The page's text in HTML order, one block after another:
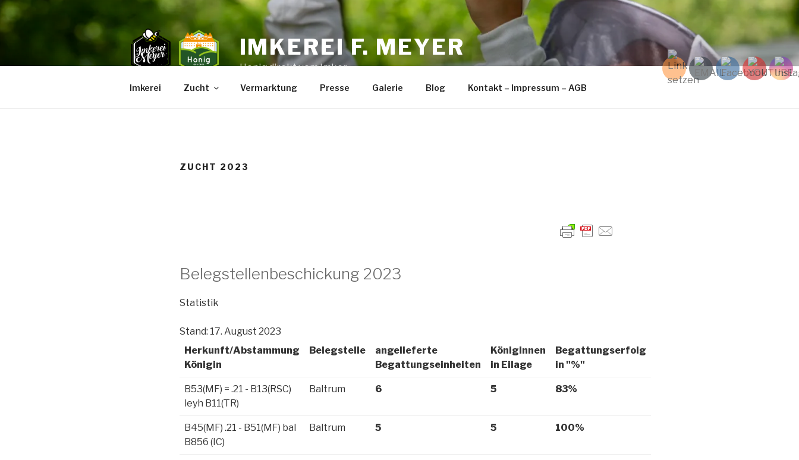
Zum
Inhalt
springen
IMKEREI F. MEYER
Honig direkt vom Imker
Imkerei Zucht Vermarktung Presse Galerie Blog Kontakt – Impressum – AGB
ZUCHT 2023
Belegstellenbeschickung 2023
Statistik
Stand: 17. August 2023
Herkunft/Abstammung
Königin
Belegstelle
angelieferte
Begattungseinheiten
Königinnen
in Eilage
Begattungserfolg
in "%"
B53(MF) = .21 - B13(RSC)
leyh B11(TR)
Baltrum 6 5 83%
B45(MF) .21 - B51(MF) bal
B856 (IC)
Baltrum 5 5 100%